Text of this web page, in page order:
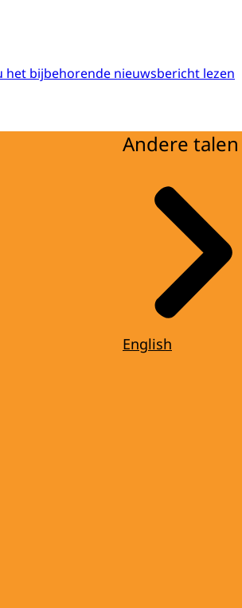
bijbehorende nieuwsbericht lezen
Andere talen
English